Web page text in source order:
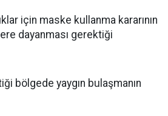
için maske kullanma kararının
dayanması gerektiği
bölgede yaygın bulaşmanın